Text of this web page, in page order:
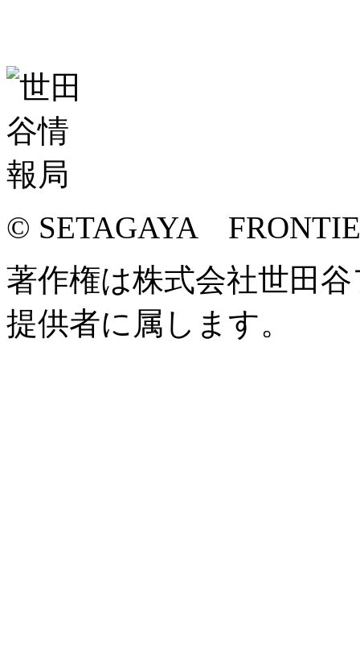
© SETAGAYA
著作権は株式会社世田
提供者に属します。